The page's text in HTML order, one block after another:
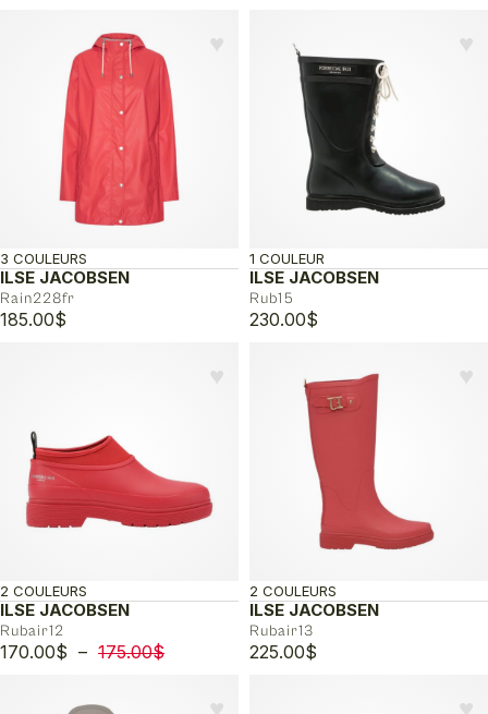
♥︎
ILSE JACOBSEN
Rain228fr
3 COULEURS
185.00$
♥︎
ILSE JACOBSEN
Rub15
1 COULEUR
230.00$
♥︎
ILSE JACOBSEN
Rubair12
2 COULEURS
170.00$ – 175.00$Plage
♥︎
ILSE JACOBSEN
Rubair13
2 COULEURS
225.00$